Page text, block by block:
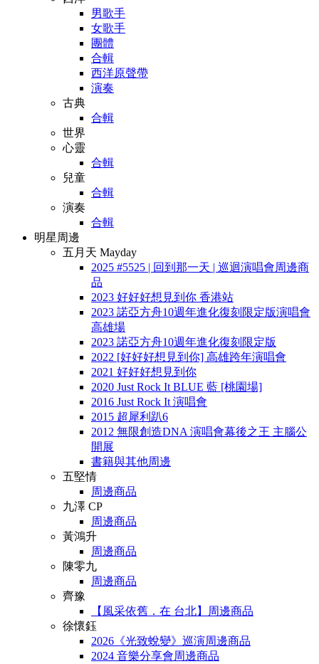
男歌手
女歌手
團體
合輯
西洋原聲帶
演奏
古典
合輯
世界
心靈
合輯
兒童
合輯
演奏
合輯
明星周邊
五月天 Mayday
2025 #5525 | 回到那一天 | 巡迴演唱會周邊商
品
2023 好好好想見到你 香港站
2023 諾亞方舟10週年進化復刻限定版演唱會
高雄場
2023 諾亞方舟10週年進化復刻限定版
2022 [好好好想見到你] 高雄跨年演唱會
2021 好好好想見到你
2020 Just Rock It BLUE 藍 [桃園場]
2016 Just Rock It 演唱會
2015 超犀利趴6
2012 無限創造DNA 演唱會幕後之王 主腦公
開展
書籍與其他周邊
五堅情
周邊商品
九澤 CP
周邊商品
黃鴻升
周邊商品
陳零九
周邊商品
齊豫
【風采依舊．在 台北】周邊商品
徐懷鈺
2026《光致蛻變》巡演周邊商品
2024 音樂分享會周邊商品